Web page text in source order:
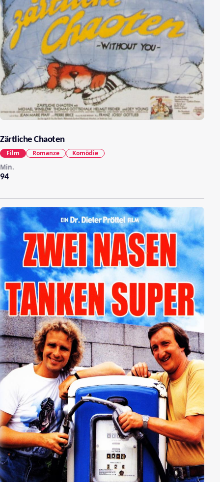
Zärtliche Chaoten
94
Min.
Film Romanze Komödie